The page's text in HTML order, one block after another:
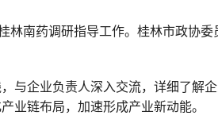
林南药调研指导工作。桂林市政协
与企业负责人深入交流，详细了解
业链布局，加速形成产业新动能。